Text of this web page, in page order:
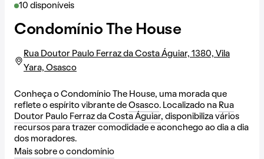
10 disponíveis
Condomínio The House
Rua Doutor Paulo Ferraz da Costa Águiar, 1380, Vila
Yara, Osasco
Conheça o Condomínio The House, uma morada que
reflete o espírito vibrante de Osasco. Localizado na Rua
Doutor Paulo Ferraz da Costa Águiar, disponibiliza vários
recursos para trazer comodidade e aconchego ao dia a dia
dos moradores.
Mais sobre o condomínio